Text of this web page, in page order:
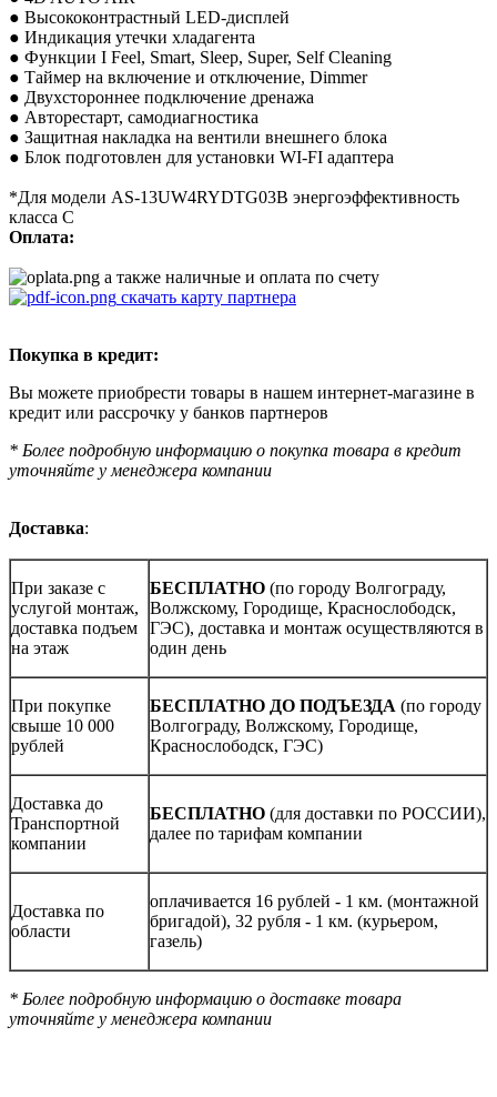
● Высококонтрастный LED-дисплей
● Индикация утечки хладагента
● Функции I Feel, Smart, Sleep, Super, Self Cleaning
● Таймер на включение и отключение, Dimmer
● Двухстороннее подключение дренажа
● Авторестарт, самодиагностика
● Защитная накладка на вентили внешнего блока
● Блок подготовлен для установки WI-FI адаптера
*Для модели AS-13UW4RYDTG03B энергоэффективность
класса С
Оплата:
а также наличные и оплата по счету
скачать карту партнера
Покупка в кредит:
Вы можете приобрести товары в нашем интернет-магазине в
кредит или рассрочку у банков партнеров
* Более подробную информацию о покупка товара в кредит
уточняйте у менеджера компании
Доставка:
При заказе с
услугой монтаж,
доставка подъем
на этаж
БЕСПЛАТНО (по городу Волгограду,
Волжскому, Городище, Краснослободск,
ГЭС), доставка и монтаж осуществляются в
один день
При покупке
свыше 10 000
рублей
БЕСПЛАТНО ДО ПОДЪЕЗДА (по городу
Волгограду, Волжскому, Городище,
Краснослободск, ГЭС)
Доставка до
Транспортной
компании
БЕСПЛАТНО (для доставки по РОССИИ),
далее по тарифам компании
Доставка по
области
оплачивается 16 рублей - 1 км. (монтажной
бригадой), 32 рубля - 1 км. (курьером,
газель)
* Более подробную информацию о доставке товара
уточняйте у менеджера компании